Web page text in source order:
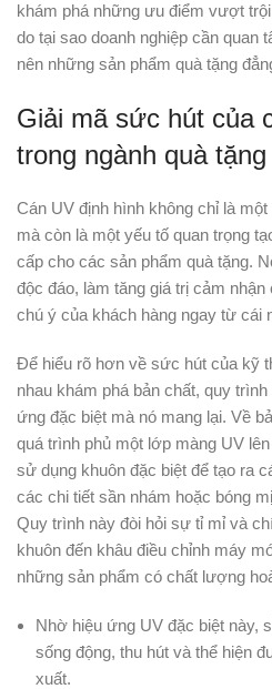
khám phá những ưu điểm vượt
do tại sao doanh nghiệp cần quan
nên những sản phẩm quà tặng
Giải mã sức hút của
trong ngành quà tặng
Cán UV định hình không chỉ là
mà còn là một yếu tố quan trọng
cấp cho các sản phẩm quà tặng.
độc đáo, làm tăng giá trị cảm
chú ý của khách hàng ngay từ cái
Để hiểu rõ hơn về sức hút của kỹ
nhau khám phá bản chất, quy
ứng đặc biệt mà nó mang lại. Về
quá trình phủ một lớp màng UV
sử dụng khuôn đặc biệt để tạo ra
các chi tiết sần nhám hoặc bóng
Quy trình này đòi hỏi sự tỉ mỉ và
khuôn đến khâu điều chỉnh máy
những sản phẩm có chất lượng
Nhờ hiệu ứng UV đặc biệt này,
sống động, thu hút và thể hiện
xuất.